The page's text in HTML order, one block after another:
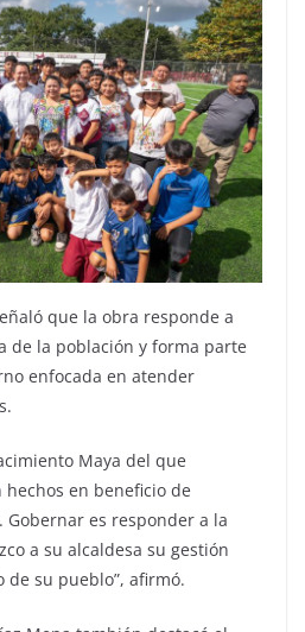
que la obra responde a
de la población y forma parte
enfocada en atender
Maya del que
en beneficio de
es responder a la
a su alcaldesa su gestión
de su pueblo”, afirmó.